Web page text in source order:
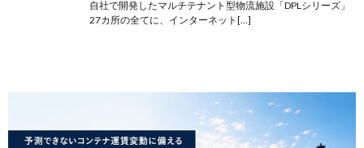
自社で開発したマルチテナント型物流施設「DPLシリーズ」
27カ所の全てに、インターネット[…]